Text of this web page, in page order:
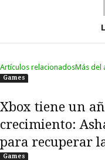
Artículos relacionadosMás del
Games
Xbox tiene un
crecimiento:
para recuperar
Games